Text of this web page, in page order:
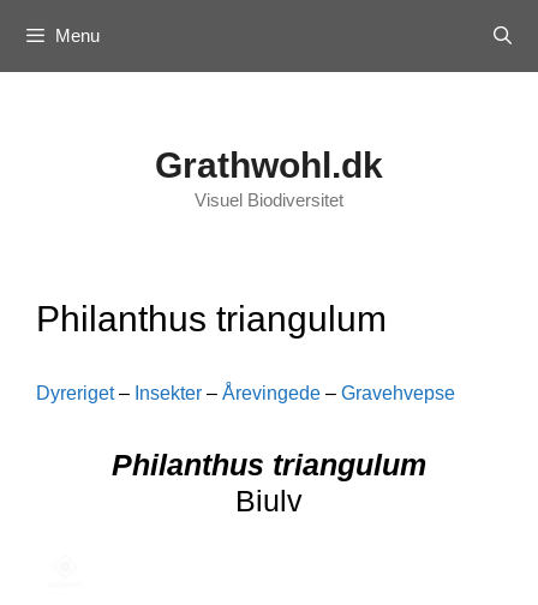
content
Menu
Grathwohl.dk
Visuel Biodiversitet
Philanthus triangulum
Dyreriget– Insekter – Årevingede – Gravehvepse
Philanthus triangulum
Biulv